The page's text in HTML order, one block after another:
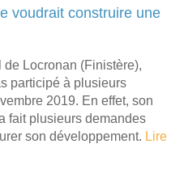
voudrait construire une
Locronan (Finistère),
participé à plusieurs
2019. En effet, son
fait plusieurs demandes
son développement. Lire